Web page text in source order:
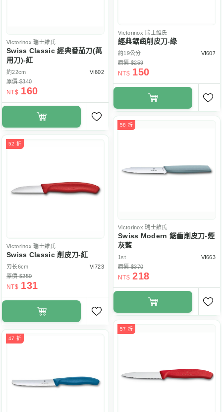
Victorinox 瑞士維氏
經典鋸齒削皮刀-綠
約19公分
VI607
原價 $259
NT$ 150
Victorinox 瑞士維氏
Swiss Classic 經典番茄刀(萬
用刀)-紅
約22cm
VI602
原價 $340
NT$ 160
58 折
Victorinox 瑞士維氏
Swiss Modern 鋸齒削皮刀-煙
灰藍
1st
VI663
原價 $370
NT$ 218
52 折
Victorinox 瑞士維氏
Swiss Classic 削皮刀-紅
刃长6cm
VI723
原價 $250
NT$ 131
57 折
47 折